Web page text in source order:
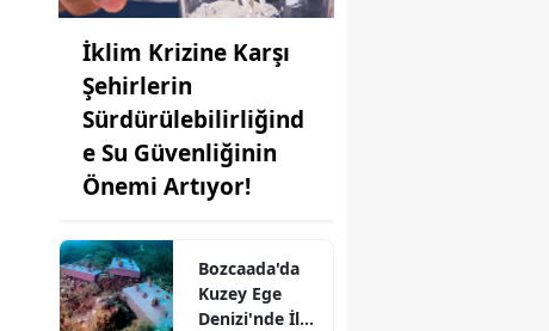
İklim Krizine Karşı
Şehirlerin
Sürdürülebilirliğind
e Su Güvenliğinin
Önemi Artıyor!
Bozcaada'da
Kuzey Ege
Denizi'nde İlk